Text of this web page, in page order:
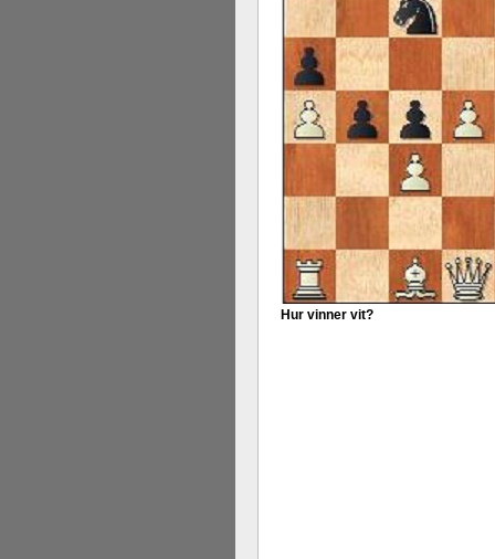
Hur vinner vit?